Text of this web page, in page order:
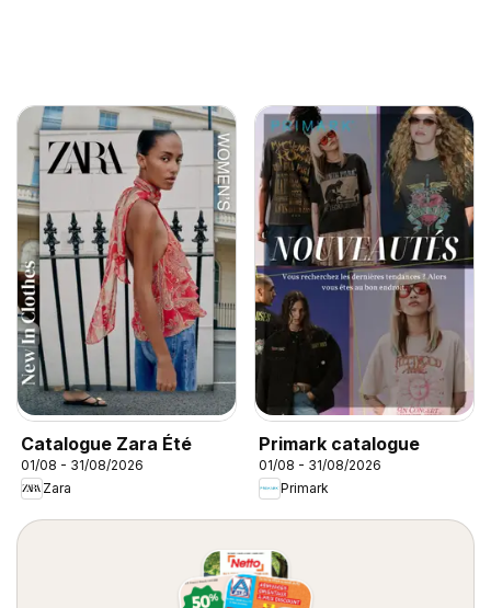
Catalogue Zara Été
01/08 - 31/08/2026
Zara
Primark catalogue
01/08 - 31/08/2026
Primark